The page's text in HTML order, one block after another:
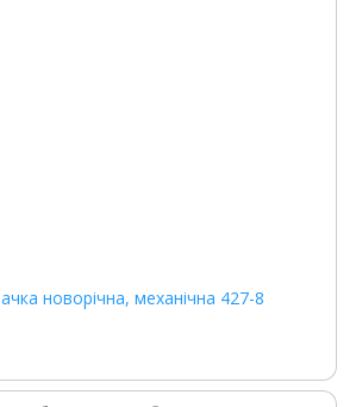
новорічна, механічна 427-8